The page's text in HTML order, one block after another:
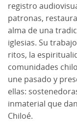
registro
patronas,
alma de una
iglesias. Su
ritos, la
comunidades
une pasado y
ellas:
inmaterial que
Chiloé.